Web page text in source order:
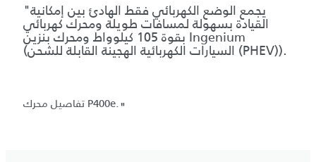
"يجمع الوضع الكهربائي فقط الهادئ بين إمكانية
القيادة بسهولة لمسافات طويلة ومحرك كهربائي
بقوة 105 كيلوواط ومحرك بنزين Ingenium
(السيارات الكهربائية الهجينة القابلة للشحن (PHEV)).
تفاصيل محرك P400e."